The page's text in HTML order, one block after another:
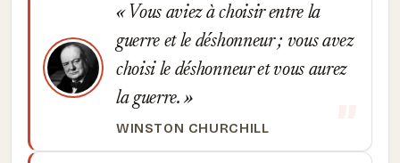
Vous aviez à choisir entre la
guerre et le déshonneur ; vous avez
choisi le déshonneur et vous aurez
la guerre.
WINSTON CHURCHILL